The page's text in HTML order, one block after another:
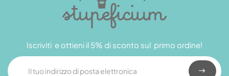
Iscriviti e ottieni il 5% di sconto sul primo ordine!